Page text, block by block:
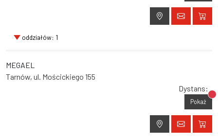
oddziałów: 1
MEGAEL
Tarnów, ul. Mościckiego 155
Dystans:
Pokaż